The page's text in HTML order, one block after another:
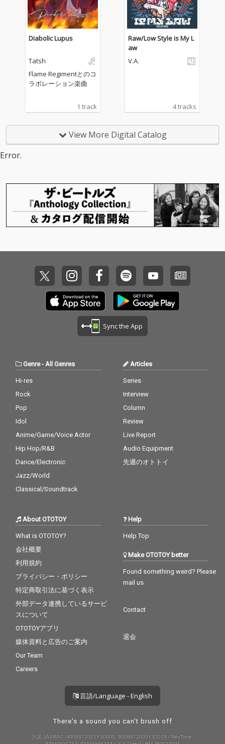
ットアートとともに、
その世界観をお楽しみ
ください。深夜のひと
ときを彩る一曲とし
て、ぜひお聴きくださ
Diabolic Lupus
Tatsh
Flame Regimentとのコ
ラボレーション楽曲
1 track
Raw/Low Style is My L
aw
V.A.
4 tracks
View More Digital Catalog
Error.
Sync the App
Genre- All Genres
Hi-res
Rock
Pop
Idol
Anime/Game/Voice Actor
Hip Hop/R&B
Dance/Electronic
Jazz/World
Classical/Soundtrack
Articles
Series
Interview
Column
Review
Live Report
Audio Equipment
先週のオトトイ
About OTOTOY
What is OTOTOY?
会社概要
利用規約
プライバシー・ポリシー
特定商取引法に基づく表示
外部データ連携しているサービ
スについて
OTOTOYアプリ
媒体資料と広告のご案内
Our Team
Careers
Help
Help Top
Make OTOTOY better
Found something weird? Please
mail us
Contact
退会
言語/Language - English
There's a sound you can't brush off
許諾 JASRAC: 9008872001Y30005, 9008872005Y37019 / NexTone: